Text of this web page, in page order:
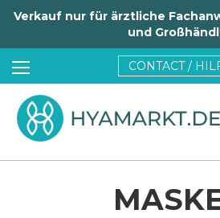
Verkauf nur für ärztliche
und
CONTACT /